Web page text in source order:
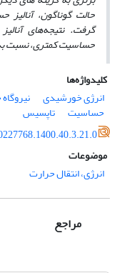
حالت گوناگون،
گرفت. نتیجه‌های
حساسیت کمتری، نسبت به 2 روش دیگر، بر روی اوزان­ شاخص­ ها
کلیدواژه‌ها
انرژی خورشیدی
حساسیت
تاپسیس
موضوعات
انرژی، انتقال حرارت
مراجع